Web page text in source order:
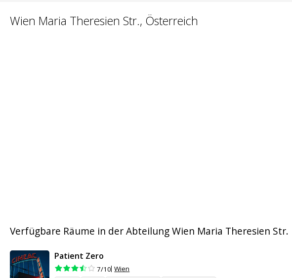
Wien Maria Theresien Str., Österreich
Verfügbare Räume in der Abteilung Wien Maria Theresien Str.
Patient Zero
7/10 Wien